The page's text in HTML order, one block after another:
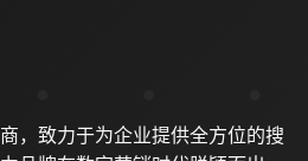
，致力于为企业提供全方位的搜